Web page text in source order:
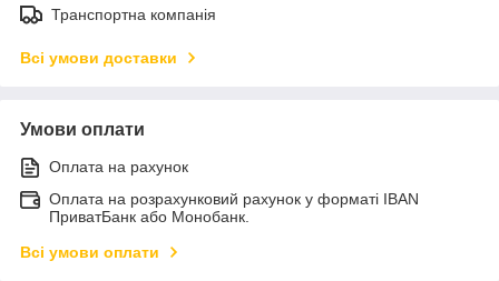
Транспортна компанія
Всі умови доставки
Умови оплати
Оплата на рахунок
Оплата на розрахунковий рахунок у форматі IBAN
ПриватБанк або Монобанк.
Всі умови оплати